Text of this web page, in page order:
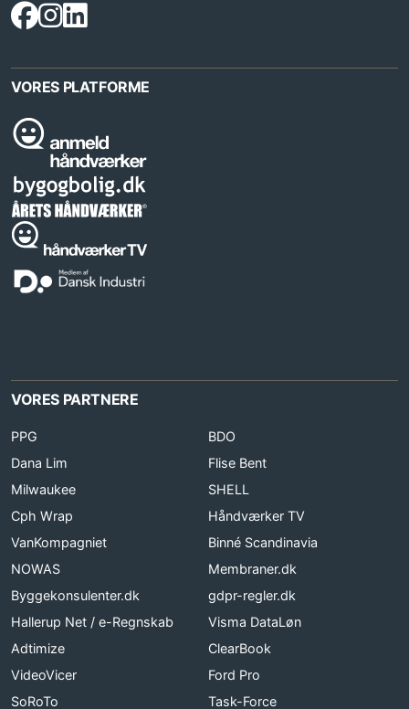
VORES PLATFORME
VORES PARTNERE
PPG
BDO
Dana Lim
Flise Bent
Milwaukee
SHELL
Cph Wrap
Håndværker TV
VanKompagniet
Binné Scandinavia
NOWAS
Membraner.dk
Byggekonsulenter.dk
gdpr-regler.dk
Hallerup Net / e-Regnskab
Visma DataLøn
Adtimize
ClearBook
VideoVicer
Ford Pro
SoRoTo
Task-Force